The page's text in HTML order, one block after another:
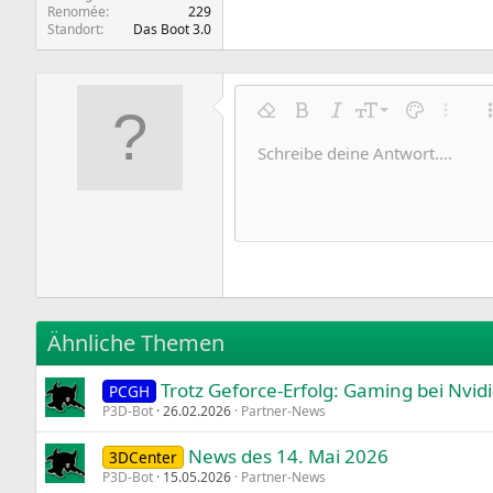
Renomée
229
Standort
Das Boot 3.0
Formatierung entfernen
Fett KursivSchriftgröße
9
10
18
Textfarbe
Schriftfamilie
Arial
Times New Roman
Verdana
Durchgestrichen
Unterstrichen
Inline-Code
Inline-Spoiler
Insert horizontal line
SpoilerCode
Schreibe deine Antwort....
Ähnliche Themen
PCGH Trotz Geforce-Erfolg: Gaming bei
P3D-Bot 26.02.2026 Partner-News
3DCenter News des 14. Mai 2026
P3D-Bot 15.05.2026 Partner-News